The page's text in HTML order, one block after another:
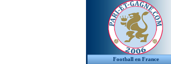
Football en France